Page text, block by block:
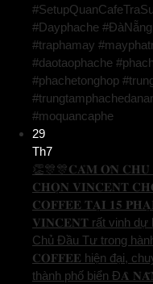
#Dayphache
#traphamay
#daotaophache
#phachetonghop
#moquancaphe
29
Th7
👏🎊🎊𝐂𝐀̉𝐌 𝐎̛𝐍
𝐂𝐇𝐎̣𝐍 𝐕𝐈𝐍𝐂𝐄𝐍𝐓
𝐂𝐎𝐅𝐅𝐄𝐄 𝐓𝐀̣𝐈 𝟏𝟓
𝐕𝐈𝐍𝐂𝐄𝐍𝐓 rất vinh dự
Chủ Đầu Tư trong
𝐂𝐎𝐅𝐅𝐄𝐄 hiện đại,
thành phố biển Đ𝐀̀